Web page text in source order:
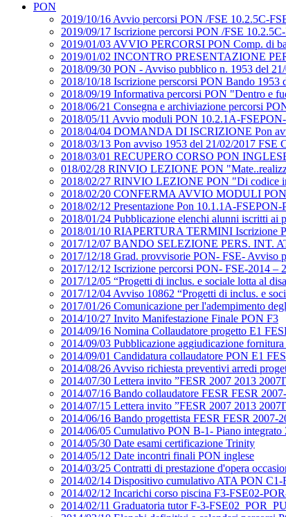
PON
2019/10/16 Avvio percorsi PON /FSE 10.2.5C-
2019/09/17 Iscrizione percorsi PON /FSE
2019/01/03 AVVIO PERCORSI PON Comp. di
2019/01/02 INCONTRO PRESENTAZIONE
2018/09/30 PON - Avviso pubblico n. 1953 del
2018/10/18 Iscrizione perscorsi PON Bando 1953
2018/09/19 Informativa percorsi PON "Dentro e
2018/06/21 Consegna e archiviazione percorsi
2018/05/11 Avvio moduli PON 10.2.1A-
2018/04/04 DOMANDA DI ISCRIZIONE Pon
2018/03/13 Pon avviso 1953 del 21/02/2017
2018/03/01 RECUPERO CORSO PON
018/02/28 RINVIO LEZIONE PON
2018/02/27 RINVIO LEZIONE PON "Di codice
2018/02/20 CONFERMA AVVIO MODULI
2018/02/12 Presentazione Pon 10.1.1A-FSEPON-
2018/01/24 Pubblicazione elenchi alunni iscritti ai
2018/01/10 RIAPERTURA TERMINI Iscrizione
2017/12/07 BANDO SELEZIONE PERS. INT.
2017/12/18 Grad. provvisorie PON- FSE-
2017/12/12 Iscrizione percorsi PON- FSE-2014
2017/12/05 “Progetti di inclus. e sociale lotta al
2017/12/04 Avviso 10862 “Progetti di inclus. e
2017/01/26 Comunicazione per l'adempimento
2014/10/27 Invito Manifestazione Finale PON F3
2014/09/16 Nomina Collaudatore progetto E1
2014/09/03 Pubblicazione aggiudicazione
2014/09/01 Candidatura collaudatore PON E1
2014/08/26 Avviso richiesta preventivi arredi
2014/07/30 Lettera invito ”FESR 2007 2013
2014/07/16 Bando collaudatore FESR FESR
2014/07/15 Lettera invito ”FESR 2007 2013
2014/06/16 Bando progettista FESR FESR
2014/06/05 Cumulativo PON B-1- Piano integrato
2014/05/30 Date esami certificazione Trinity
2014/05/12 Date incontri finali PON inglese
2014/03/25 Contratti di prestazione d'opera
2014/02/14 Dispositivo cumulativo ATA PON C1-
2014/02/12 Incarichi corso piscina F3-FSE02-
2014/02/11 Graduatoria tutor F-3-